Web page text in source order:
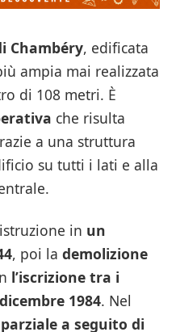
Chambéry, edificata
ampia mai realizzata
di 108 metri. È
che risulta
a una struttura
su tutti i lati e alla
in un
, poi la demolizione
l’iscrizione tra i
1984. Nel
a seguito di